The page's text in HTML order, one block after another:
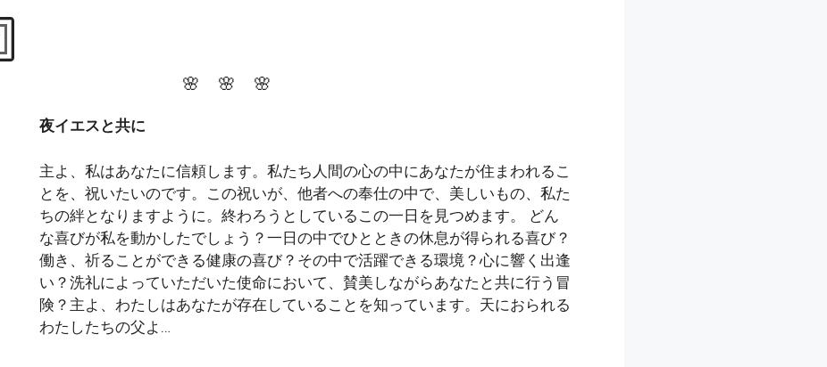
🌸 🌸 🌸
夜イエスと共に
主よ、私はあなたに信頼します。私たち人間の心の中にあなたが住まわれるこ
とを、祝いたいのです。この祝いが、他者への奉仕の中で、美しいもの、私た
ちの絆となりますように。終わろうとしているこの一日を見つめます。 どん
な喜びが私を動かしたでしょう？一日の中でひとときの休息が得られる喜び？
働き、祈ることができる健康の喜び？その中で活躍できる環境？心に響く出逢
い？洗礼によっていただいた使命において、賛美しながらあなたと共に行う冒
険？主よ、わたしはあなたが存在していることを知っています。天におられる
わたしたちの父よ…